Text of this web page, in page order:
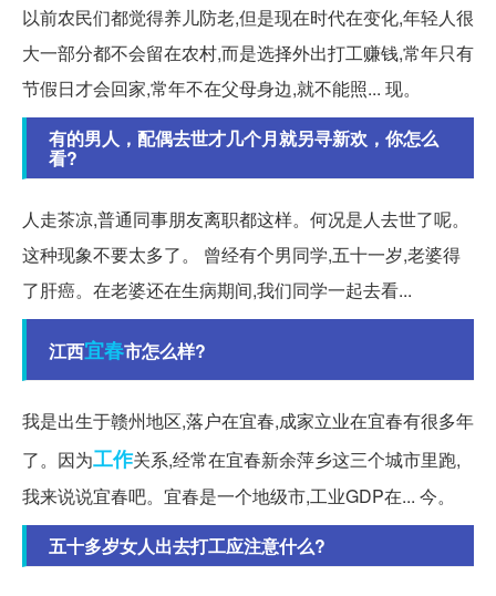
以前农民们都觉得养儿防老,但是现在时代在变化,年轻人很
大一部分都不会留在农村,而是选择外出打工赚钱,常年只有
节假日才会回家,常年不在父母身边,就不能照... 现。
有的男人，配偶去世才几个月就另寻新欢，你怎么
看?
人走茶凉,普通同事朋友离职都这样。何况是人去世了呢。
这种现象不要太多了。 曾经有个男同学,五十一岁,老婆得
了肝癌。在老婆还在生病期间,我们同学一起去看...
江西宜春市怎么样?
我是出生于赣州地区,落户在宜春,成家立业在宜春有很多年
了。因为工作关系,经常在宜春新余萍乡这三个城市里跑,
我来说说宜春吧。宜春是一个地级市,工业GDP在... 今。
五十多岁女人出去打工应注意什么?